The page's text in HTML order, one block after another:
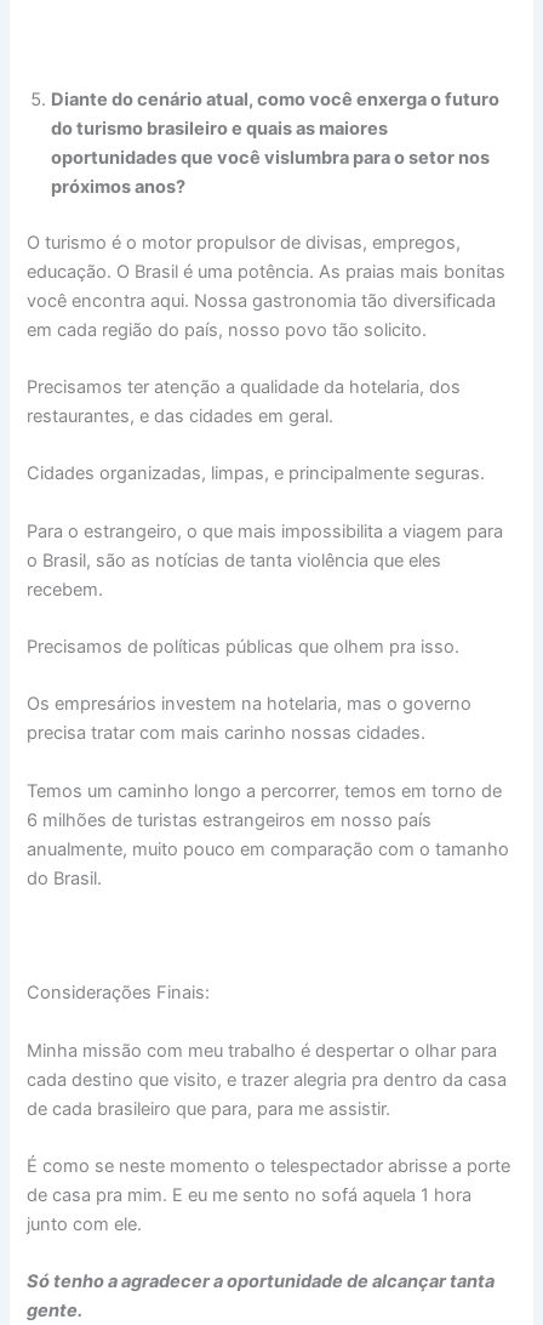
Diante do cenário atual, como você enxerga o futuro
do turismo brasileiro e quais as maiores
oportunidades que você vislumbra para o setor nos
próximos anos?
O turismo é o motor propulsor de divisas, empregos,
educação. O Brasil é uma potência. As praias mais bonitas
você encontra aqui. Nossa gastronomia tão diversificada
em cada região do país, nosso povo tão solicito.
Precisamos ter atenção a qualidade da hotelaria, dos
restaurantes, e das cidades em geral.
Cidades organizadas, limpas, e principalmente seguras.
Para o estrangeiro, o que mais impossibilita a viagem para
o Brasil, são as notícias de tanta violência que eles
recebem.
Precisamos de políticas públicas que olhem pra isso.
Os empresários investem na hotelaria, mas o governo
precisa tratar com mais carinho nossas cidades.
Temos um caminho longo a percorrer, temos em torno de
6 milhões de turistas estrangeiros em nosso país
anualmente, muito pouco em comparação com o tamanho
do Brasil.
Considerações Finais:
Minha missão com meu trabalho é despertar o olhar para
cada destino que visito, e trazer alegria pra dentro da casa
de cada brasileiro que para, para me assistir.
É como se neste momento o telespectador abrisse a porte
de casa pra mim. E eu me sento no sofá aquela 1 hora
junto com ele.
Só tenho a agradecer a oportunidade de alcançar tanta
gente.